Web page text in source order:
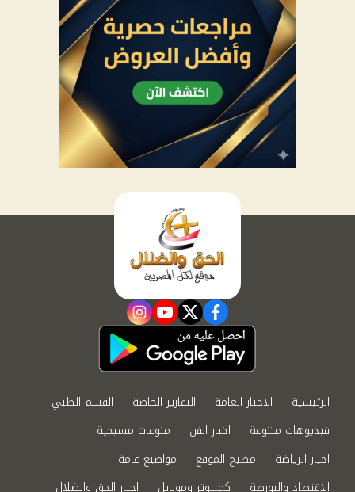
facebook
twitter
youtube
instagram
الرئيسية الاخبار العامة التقارير الخاصة
القسم الطبي
فيديوهات متنوعة
اخبار الفن
منوعات مسيحية
اخبار الرياضة
مطبخ الموقع
مواضيع عامة
الاقتصاد والبورصة
كمبيوتر وموبايل اخبار الحق والضلال